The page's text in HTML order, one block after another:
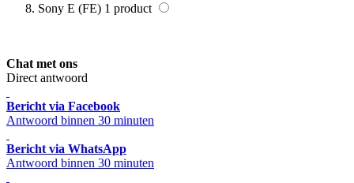
Sony E (FE) 1 product
Chat met ons
Direct antwoord
Bericht via Facebook
Antwoord binnen 30 minuten
Bericht via WhatsApp
Antwoord binnen 30 minuten